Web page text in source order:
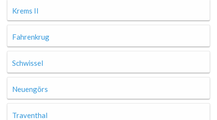
Krems II
Fahrenkrug
Schwissel
Neuengörs
Traventhal